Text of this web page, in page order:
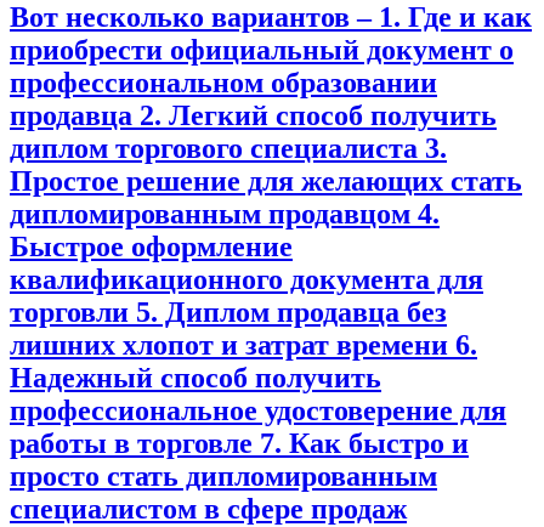
Вот несколько вариантов – 1. Где и как
приобрести официальный документ о
профессиональном образовании
продавца 2. Легкий способ получить
диплом торгового специалиста 3.
Простое решение для желающих стать
дипломированным продавцом 4.
Быстрое оформление
квалификационного документа для
торговли 5. Диплом продавца без
лишних хлопот и затрат времени 6.
Надежный способ получить
профессиональное удостоверение для
работы в торговле 7. Как быстро и
просто стать дипломированным
специалистом в сфере продаж